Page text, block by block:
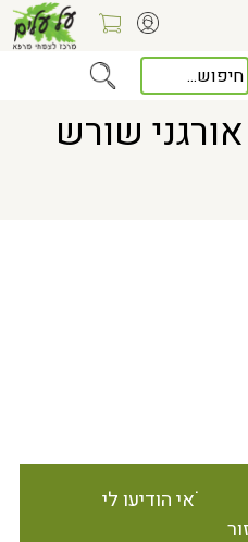
– 1 ק"ג
שורש
במלאי הודיעו לי